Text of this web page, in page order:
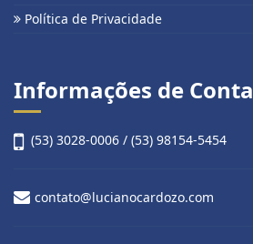
Política de Privacidade
Informações de
(53) 3028-0006 / (53) 98154-5454
contato@lucianocardozo.com